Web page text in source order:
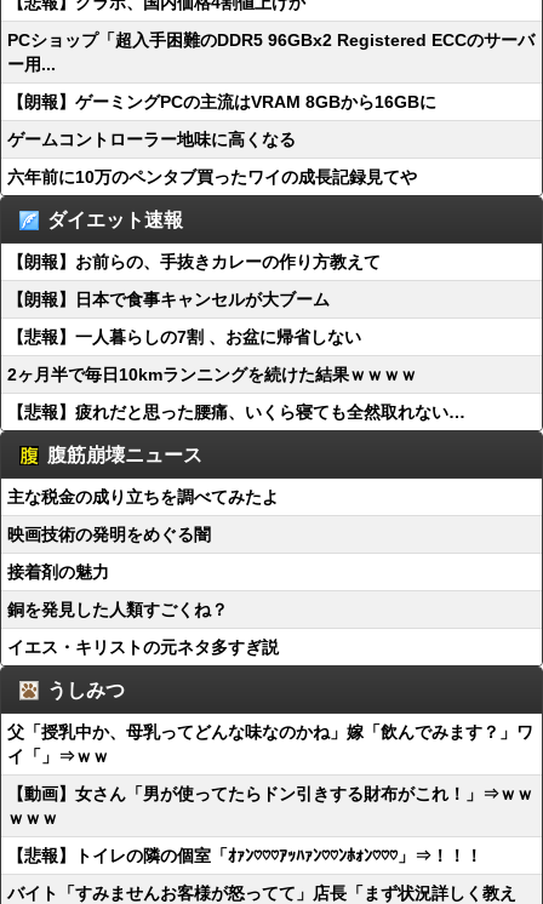
PCショップ「超入手困難のDDR5 96GBx2 Registered ECCのサーバ
ー用...
【朗報】ゲーミングPCの主流はVRAM 8GBから16GBに
ゲームコントローラー地味に高くなる
六年前に10万のペンタブ買ったワイの成長記録見てや
ダイエット速報
【朗報】お前らの、手抜きカレーの作り方教えて
【朗報】日本で食事キャンセルが大ブーム
【悲報】一人暮らしの7割 、お盆に帰省しない
2ヶ月半で毎日10kmランニングを続けた結果ｗｗｗｗ
【悲報】疲れだと思った腰痛、いくら寝ても全然取れない…
腹筋崩壊ニュース
主な税金の成り立ちを調べてみたよ
映画技術の発明をめぐる闇
接着剤の魅力
銅を発見した人類すごくね？
イエス・キリストの元ネタ多すぎ説
うしみつ
父「授乳中か、母乳ってどんな味なのかね」嫁「飲んでみます？」ワ
イ「」⇒ｗｗ
【動画】女さん「男が使ってたらドン引きする財布がこれ！」⇒ｗｗ
ｗｗｗ
【悲報】トイレの隣の個室「ｵｧﾝ♡♡♡ｱｯﾊｧﾝ♡♡ﾝﾎｫﾝ♡♡♡」⇒！！！
バイト「すみませんお客様が怒ってて」店長「まず状況詳しく教え